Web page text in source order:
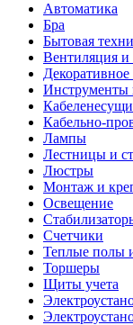
Автоматика
Бра
Бытовая
Вентиляция и
Инструменты
Кабельно-
Лампы
Лестницы и
Люстры
Монтаж и
Освещение
Счетчики
Теплые полы
Торшеры
Щиты учета